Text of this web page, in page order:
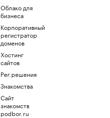
Облако для
бизнеса
Корпоративный
регистратор
доменов
Хостинг
сайтов
Рег.решения
Знакомства
Сайт
знакомств
podbor.ru